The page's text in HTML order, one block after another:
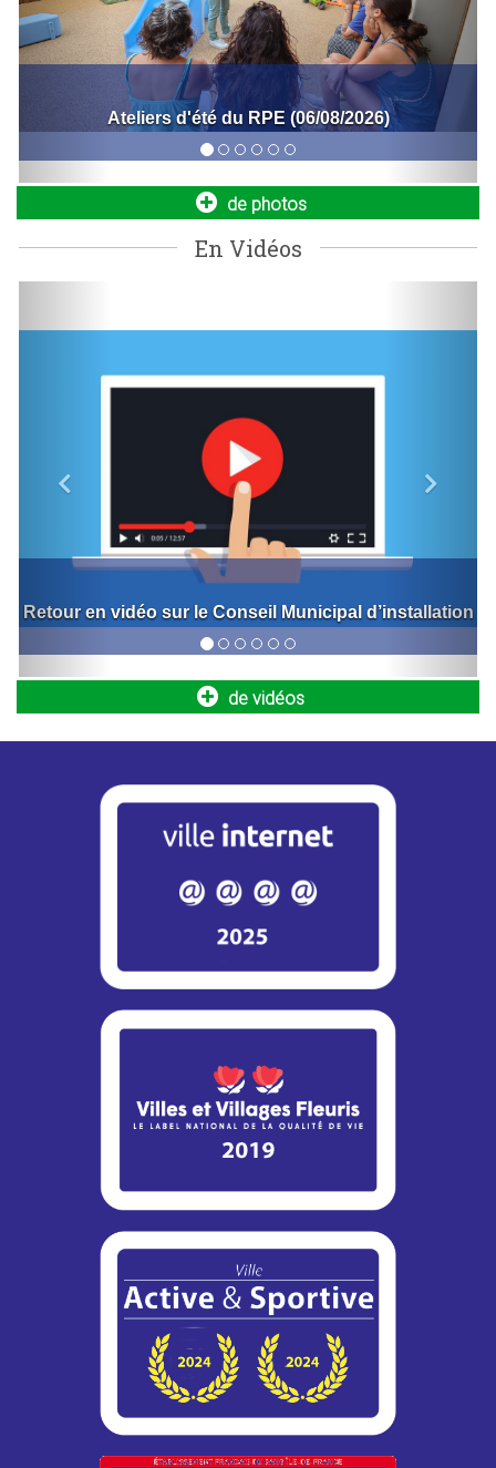
Entrepreneurs, commerçants : développez
votre activité !
Vous venez de vous installer à Bois d’Arcy ou vous
recherchez un local pour lancer ou agrandir votre
déplacements dès le 1er septembre !
La Ville met en place un nouveau service de transport dédié
aux seniors de 64 ans et plus, aux personnes à mobilité
Bornes de recharge pour véhicules
électriques
Engagée dans la transition écologique et le développement
Opération Tranquillité Absence : partez en
vacances l’esprit serein !
Vous vous absentez pendant les vacances d’été ? La
Police municipale peut assurer une surveillance régulière...
Bretonneux
Dans le cadre de son programme d’entretien, la DiRIF
engage des travaux de réhabilitation de la bretelle 8b de la
Bal de la fête nationale (06/07/2026)
de photos
En Vidéos
marché
de vidéos